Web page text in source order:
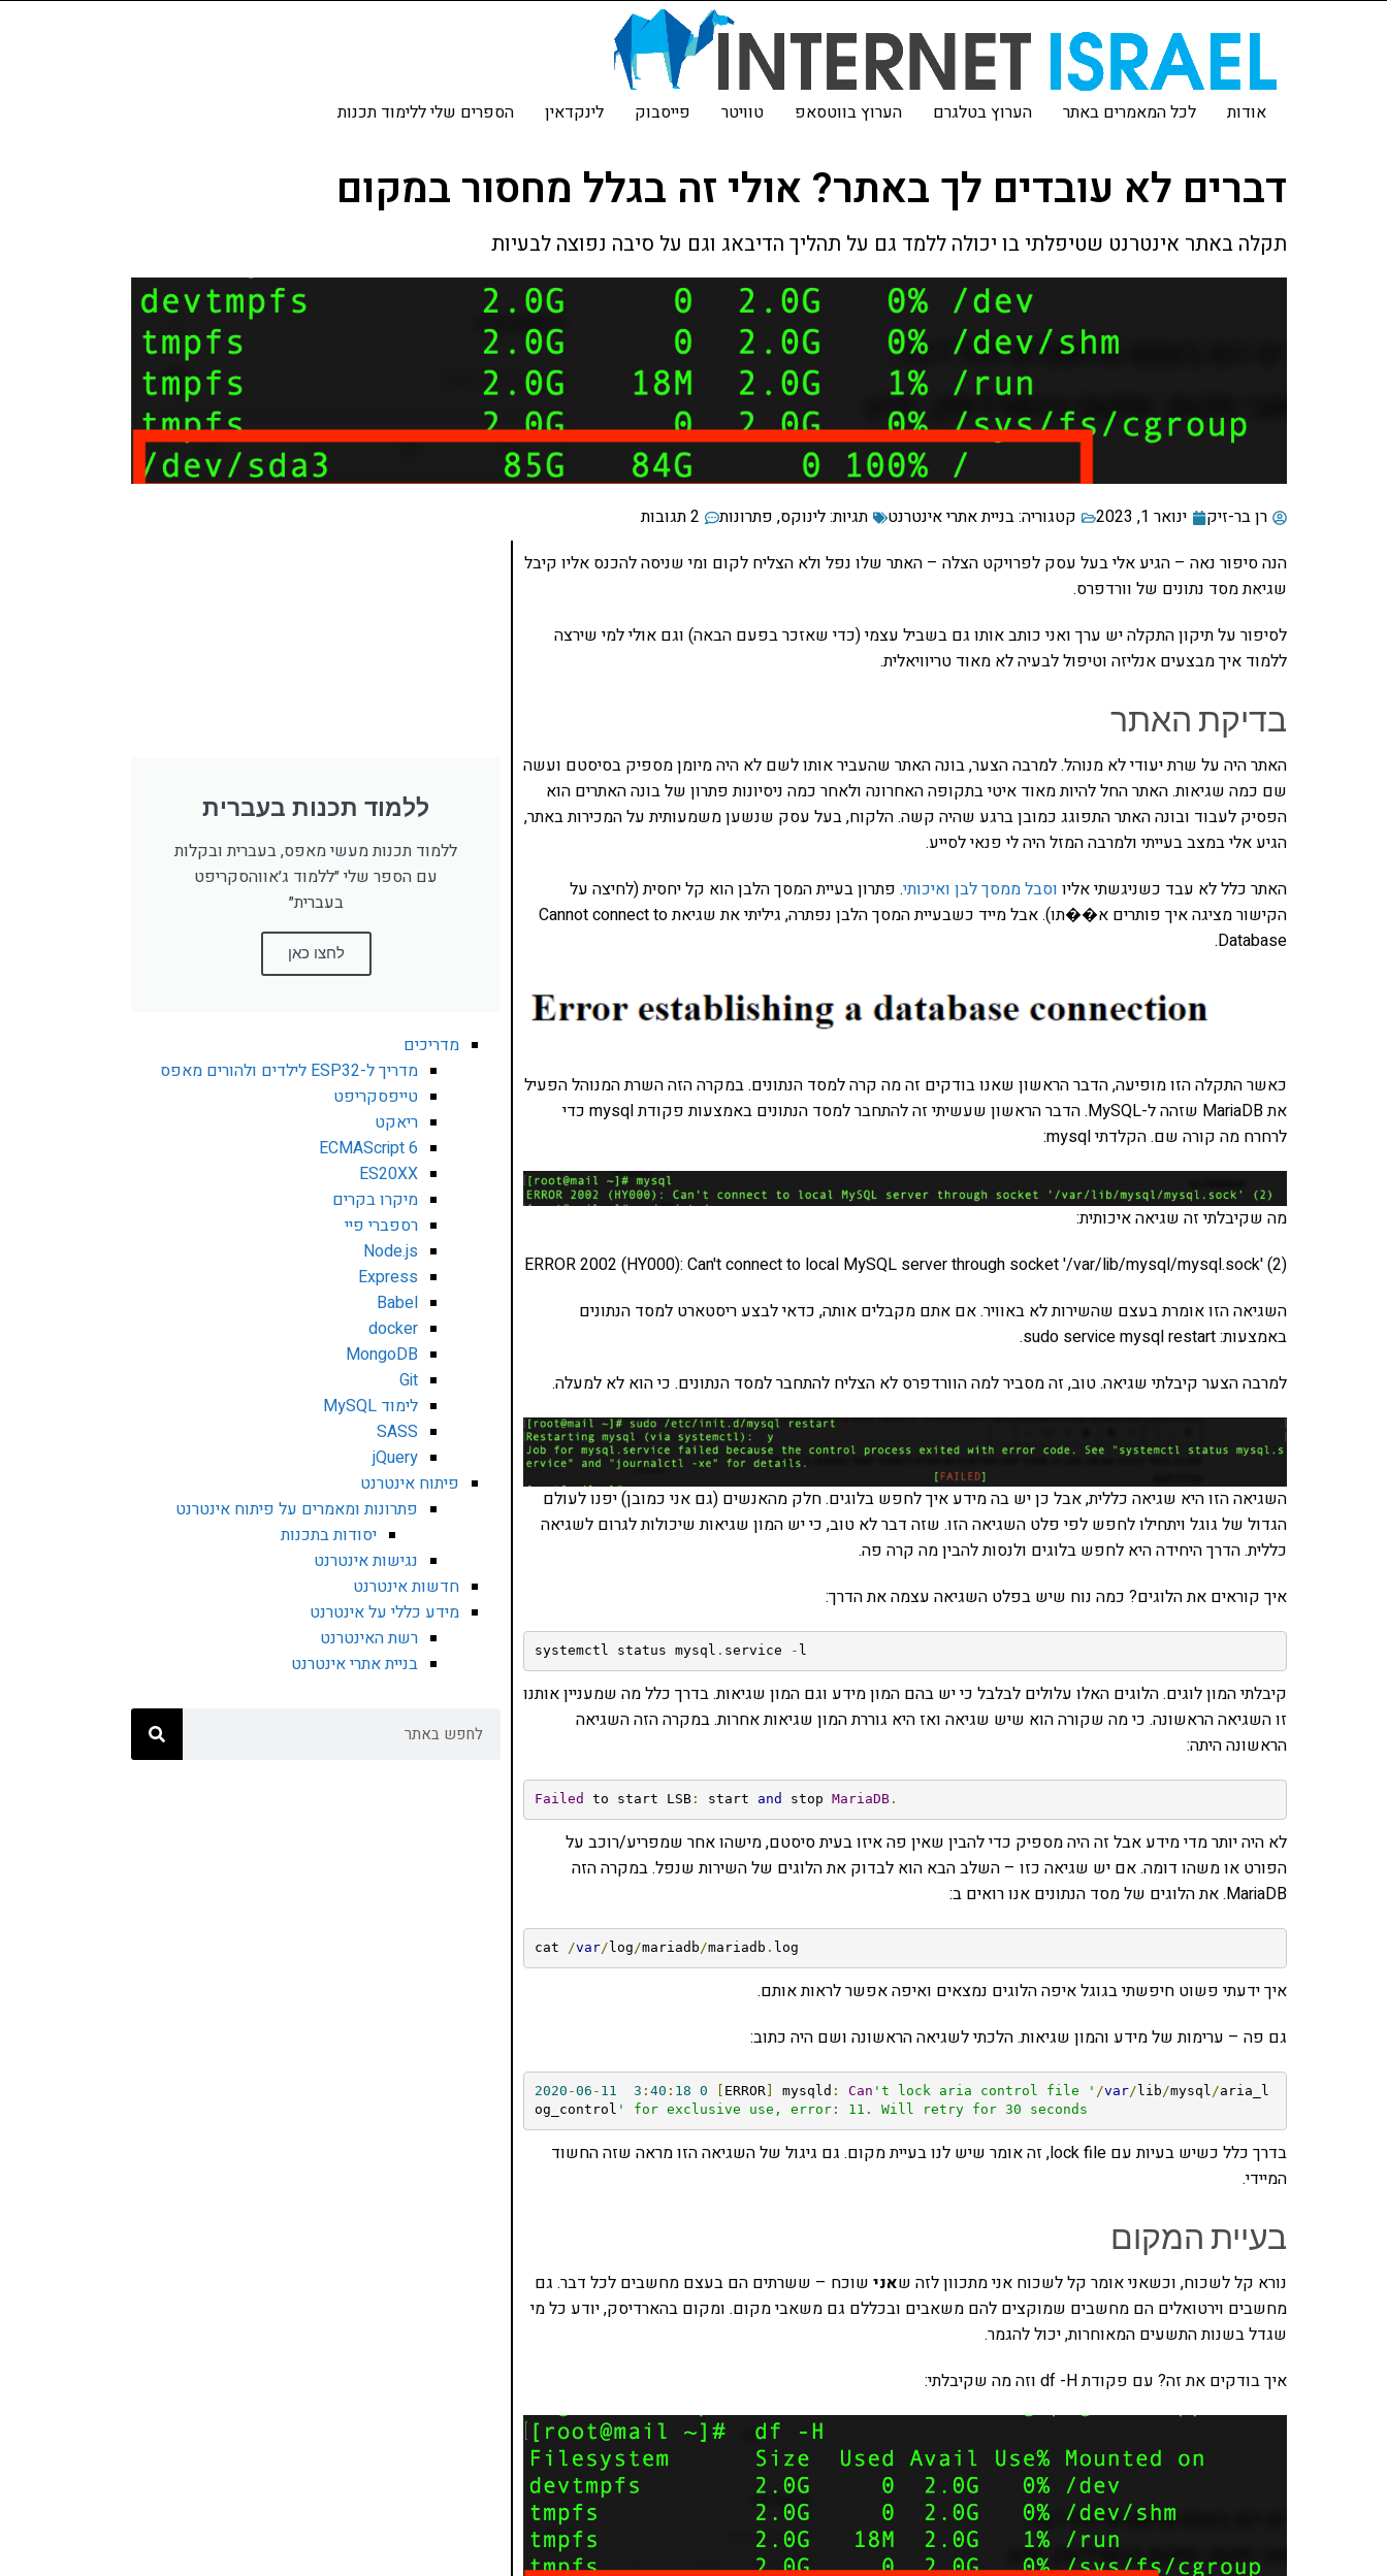
אודות לכל המאמרים באתר הערוץ בטלגרם הערוץ בווטסאפ טוויטר פייסבוק לינקדאין הספרים שלי ללימוד תכנות
דברים לא עובדים לך באתר? אולי זה בגלל מחסור במקום
תקלה באתר אינטרנט שטיפלתי בו יכולה ללמד גם על תהליך הדיבאג וגם על סיבה נפוצה לבעיות
רן בר-זיק ינואר 1, 2023 קטגוריה:בניית אתרי אינטרנט תגיות:לינוקס, פתרונות
2 תגובות
הנה סיפור נאה – הגיע אלי בעל עסק לפרויקט הצלה – האתר שלו נפל ולא הצליח לקום ומי שניסה להכנס אליו קיבל
שגיאת מסד נתונים של וורדפרס.
לסיפור על תיקון התקלה יש ערך ואני כותב אותו גם בשביל עצמי (כדי שאזכר בפעם הבאה) וגם אולי למי שירצה
ללמוד איך מבצעים אנליזה וטיפול לבעיה לא מאוד טריוויאלית.
בדיקת האתר
האתר היה על שרת יעודי לא מנוהל. למרבה הצער, בונה האתר שהעביר אותו לשם לא היה מיומן מספיק בסיסטם ועשה
שם כמה שגיאות. האתר החל להיות מאוד איטי בתקופה האחרונה ולאחר כמה ניסיונות פתרון של בונה האתרים הוא
הפסיק לעבוד ובונה האתר התפוגג כמובן ברגע שהיה קשה. הלקוח, בעל עסק שנשען משמעותית על המכירות באתר,
הגיע אלי במצב בעייתי ולמרבה המזל היה לי פנאי לסייע.
האתר כלל לא עבד כשניגשתי אליו וסבל ממסך לבן ואיכותי. פתרון בעיית המסך הלבן הוא קל יחסית (לחיצה על
הקישור מציגה איך פותרים א��תו). אבל מייד כשבעיית המסך הלבן נפתרה, גיליתי את שגיאת Cannot connect to
Database.
כאשר התקלה הזו מופיעה, הדבר הראשון שאנו בודקים זה מה קרה למסד הנתונים. במקרה הזה השרת המנוהל הפעיל
את MariaDB שזהה ל-MySQL. הדבר הראשון שעשיתי זה להתחבר למסד הנתונים באמצעות פקודת mysql כדי
לרחרח מה קורה שם. הקלדתי mysql:
מה שקיבלתי זה שגיאה איכותית:
ERROR 2002 (HY000): Can't connect to local MySQL server through socket '/var/lib/mysql/mysql.sock' (2)
השגיאה הזו אומרת בעצם שהשירות לא באוויר. אם אתם מקבלים אותה, כדאי לבצע ריסטארט למסד הנתונים
באמצעות: sudo service mysql restart.
למרבה הצער קיבלתי שגיאה. טוב, זה מסביר למה הוורדפרס לא הצליח להתחבר למסד הנתונים. כי הוא לא למעלה.
השגיאה הזו היא שגיאה כללית, אבל כן יש בה מידע איך לחפש בלוגים. חלק מהאנשים (גם אני כמובן) יפנו לעולם
הגדול של גוגל ויתחילו לחפש לפי פלט השגיאה הזו. שזה דבר לא טוב, כי יש המון שגיאות שיכולות לגרום לשגיאה
כללית. הדרך היחידה היא לחפש בלוגים ולנסות להבין מה קרה פה.
איך קוראים את הלוגים? כמה נוח שיש בפלט השגיאה עצמה את הדרך:
systemctl status mysql . service - l
קיבלתי המון לוגים. הלוגים האלו עלולים לבלבל כי יש בהם המון מידע וגם המון שגיאות. בדרך כלל מה שמעניין אותנו
זו השגיאה הראשונה. כי מה שקורה הוא שיש שגיאה ואז היא גוררת המון שגיאות אחרות. במקרה הזה השגיאה
הראשונה היתה:
Failed to start LSB: start and stop MariaDB.
לא היה יותר מדי מידע אבל זה היה מספיק כדי להבין שאין פה איזו בעית סיסטם, מישהו אחר שמפריע/רוכב על
הפורט או משהו דומה. אם יש שגיאה כזו – השלב הבא הוא לבדוק את הלוגים של השירות שנפל. במקרה הזה
MariaDB. את הלוגים של מסד הנתונים אנו רואים ב:
cat /var/ log/mariadb/mariadb . log
איך ידעתי פשוט חיפשתי בגוגל איפה הלוגים נמצאים ואיפה אפשר לראות אותם.
גם פה – ערימות של מידע והמון שגיאות. הלכתי לשגיאה הראשונה ושם היה כתוב:
2020 -06 - 11 3 : 40 : 18 0 ERROR] mysqld : Can 't lock aria control file ' /var/ lib/mysql/aria_l
og_control ' for exclusive use, error: 11. Will retry for 30 seconds
בדרך כלל כשיש בעיות עם lock file, זה אומר שיש לנו בעיית מקום. גם גיגול של השגיאה הזו מראה שזה החשוד
המיידי.
בעיית המקום
נורא קל לשכוח, וכשאני אומר קל לשכוח אני מתכוון לזה שאני שוכח – ששרתים הם בעצם מחשבים לכל דבר. גם
מחשבים וירטואלים הם מחשבים שמוקצים להם משאבים ובכללם גם משאבי מקום. ומקום בהארדיסק, יודע כל מי
שגדל בשנות התשעים המאוחרות, יכול להגמר.
איך בודקים את זה? עם פקודת df -H וזה מה שקיבלתי:
ללמוד תכנות בעברית
ללמוד תכנות מעשי מאפס, בעברית ובקלות
עם הספר שלי ״ללמוד ג׳אווהסקריפט
בעברית״
לחצו כאן
מדריכים
מדריך ל-ESP32 לילדים ולהורים מאפס
טייפסקריפט
ריאקט
ECMAScript 6
ES20XX
מיקרו בקרים
רספברי פיי
Node.js
Express
Babel
docker
MongoDB
Git
לימוד MySQL
SASS
jQuery
פיתוח אינטרנט
פתרונות ומאמרים על פיתוח אינטרנט
יסודות בתכנות
נגישות אינטרנט
חדשות אינטרנט
מידע כללי על אינטרנט
רשת האינטרנט
בניית אתרי אינטרנט